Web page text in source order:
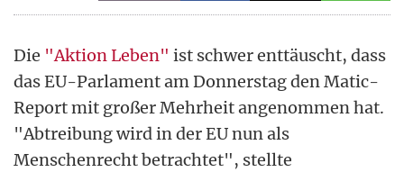
Die "Aktion Leben" ist schwer enttäuscht, dass
das EU-Parlament am Donnerstag den Matic-
Report mit großer Mehrheit angenommen hat.
"Abtreibung wird in der EU nun als
Menschenrecht betrachtet", stellte